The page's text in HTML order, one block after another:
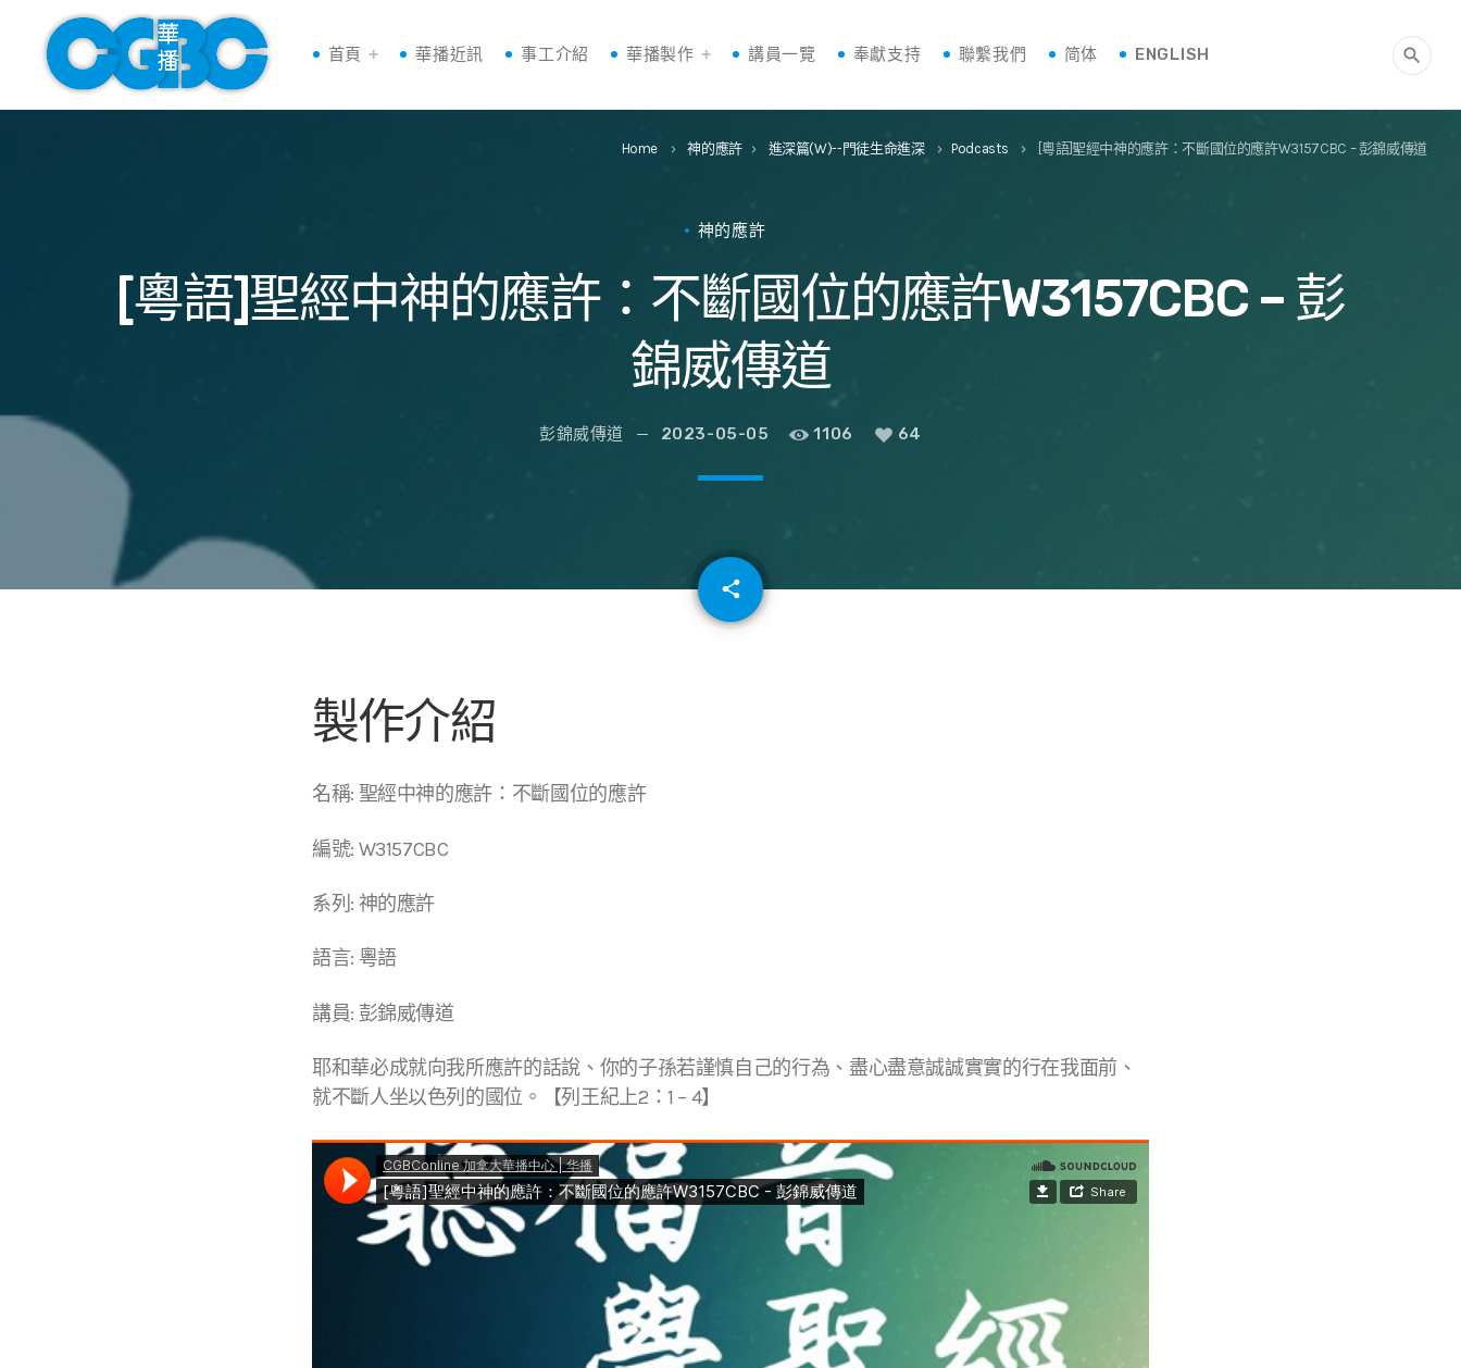
首頁 華播近訊 事工介紹 華播製作 講員一覽 奉獻支持 聯繫我們 简体 ENGLISH search
Home keyboard_arrow_right 神的應許 keyboard_arrow_right 進深篇(W)--門徒生命進深 keyboard_arrow_right Podcasts keyboard_arrow_right [粵語]聖經中神的應許：不斷國位的應許W3157CBC – 彭錦威傳道
神的應許
[粵語]聖經中神的應許：不斷國位的應許W3157CBC – 彭
錦威傳道
彭錦威傳道 2023-05-05 1106 64
share
email
製作介紹
名稱: 聖經中神的應許：不斷國位的應許
編號: W3157CBC
系列: 神的應許
語言: 粵語
講員: 彭錦威傳道
耶和華必成就向我所應許的話說、你的子孫若謹慎自己的行為、盡心盡意誠誠實實的行在我面前、
就不斷人坐以色列的國位。【列王紀上2：1 – 4】